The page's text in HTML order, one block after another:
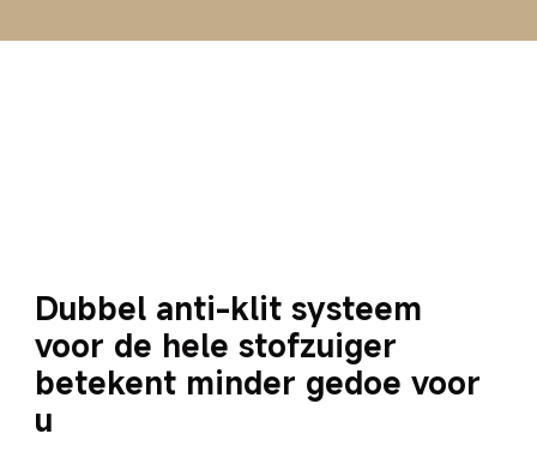
Dubbel anti-klit systeem
voor de hele stofzuiger
betekent minder gedoe voor
u